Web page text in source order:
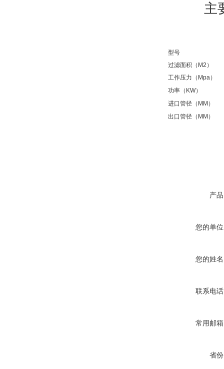
主要
型号
过滤面积（M2）
工作压力（Mpa）
功率（KW）
进口管径（MM）
出口管径（MM）
产
您的单
您的姓
联系电
常用邮
省